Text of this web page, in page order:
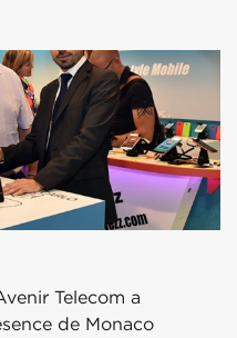
Telecom a
de Monaco